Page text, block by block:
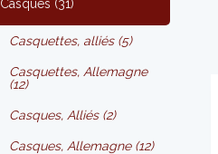
Casques (31)
Casquettes, alliés (5)
Casquettes, Allemagne
(12)
Casques, Alliés (2)
Casques, Allemagne (12)